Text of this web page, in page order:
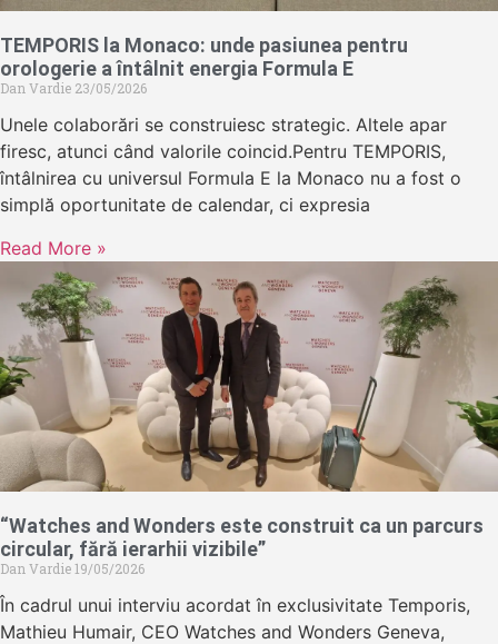
TEMPORIS la Monaco: unde pasiunea pentru
orologerie a întâlnit energia Formula E
Dan Vardie 23/05/2026
Unele colaborări se construiesc strategic. Altele apar
firesc, atunci când valorile coincid.Pentru TEMPORIS,
întâlnirea cu universul Formula E la Monaco nu a fost o
simplă oportunitate de calendar, ci expresia
Read More »
“Watches and Wonders este construit ca un parcurs
circular, fără ierarhii vizibile”
Dan Vardie19/05/2026
În cadrul unui interviu acordat în exclusivitate Temporis,
Mathieu Humair, CEO Watches and Wonders Geneva,